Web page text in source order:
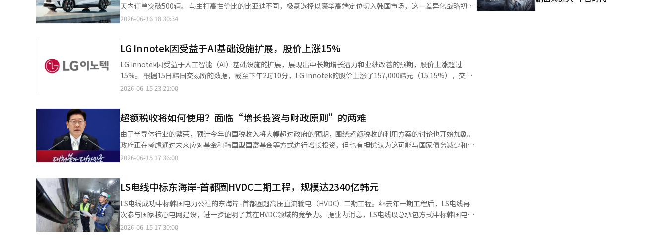
AI自动驾驶技术、电池和机器人技术的企业。如果特斯拉入驻，汽车产业、AI、机器人和电池产业生态系统都有可能
共同发展。秋市长表示，预计将带来50万亿韩元的生产诱发效应和13万个直接和间接就业机会。 当然，现实并不乐
人与AX，大邱制造业的生存战略 在秋当选人的承诺中，相对较少受到关注但最具现实性的战略是AX（AI转型）。他
表示将推动大邱传统产业如纺织、机械金属、汽车零部件和眼镜产业的AI转型。为此，他还计划设立市场直属的AX委
员会，并筹集2万亿韩元规模的AX促进基金。 实际上，大邱最大的资产是现有的制造业。与首都圈不同，大邱并没有
众多的平台企业，也不像蔚山那样聚集了大型制造企业。然而，许多中小型和中坚制造企业支撑着地方经济。问题在
于，如果这些企业无法适应AI时代，将可能失去竞争力。 AI不再是大企业的专属技术。生产线管理、质量检测、物流
业。 现代机器人研发校园的引进承诺也在同一背景下。机器人是将AI与现实世界连接的关键手段。半导体是AI的“大
脑”，而机器人则是AI的“手”和“脚”。大邱发展机器人产业不仅是简单的机械产业培育，更是为物理AI时代的到
来做好准备。 AI行政与市民参与，城市运营也需改变 秋当选人计划将AI应用于行政管理。他在选举过程中表示将运营
一个利用AI收集市民意见的平台。市民的建议将由AI分析，并反映在政策制定过程中。 这不仅仅是技术引入，更意味
着行政范式的变化。在AI时代，城市与市民的关系也将发生变化。过去是公务员制定政策，市民接受，而未来则是市
大邱要从工业城市发展为AI城市，行政创新也必须同步进行。 大邱正处于选择的十字路口。 是接受衰退，讲述过去
的辉煌，还是通过AI寻找新的增长之路。 秋当选人选择了后者。他通过半导体、特斯拉、机器人和AX，发起了改变
大邱经济体质的挑战。关于可行性的争论可能会存在，但明确的事实是，大邱再也无法仅依靠传统产业保障未来。 AI
时代的竞争不是城市之间的竞争，而是产业生态系统之间的竞争。如果大邱能够围绕AI、半导体和机器人产业构建新
商业研究洞察预计，全球无线吸尘器市场今年规模为32.8亿美元，年均增长12.2%，到2035年将达到92.5亿美元。 尤
其是全球城市家庭中，超过65%的家庭因空间节省型设计和多功能便利性偏好无线吸尘器，紧凑型家电的需求正在急
无线、机器人等多种清洁产品中提供更高效、更便捷的客户体验。”※ 本报道经人工智能（AI）系统翻译与编辑。
天内订单突破500辆。 与主打高性价比的比亚迪不同，极氪选择以豪华高端定位切入韩国市场，这一差异化战略初见
成效。 据韩国汽车行业日前消息，极氪韩国本月5日启动首款车型纯电SUV极氪7X预售后，截至目前订单量已突破
构打造，车辆由位于瑞典的极氪全球设计中心操刀设计，整体造型融合欧洲美学风格。 价格方面，极氪7X并未采取
此前各方预测的低价策略，共推出三款配置车型，Pro版售价5299万韩元（约合人民币23万元）、Max版和Ultra版
分别为5999万韩元和6999万韩元。价格公布后，部分消费者及业内人士认为定价偏高。 动力与续航方面，极氪7X
Pro版本搭载极氪自研75kWh磷酸铁锂（LFP）金砖电池，Max和Ultra版本则配备由宁德时代供应的100kWh三元锂
（NCM）电池。 作为主力车型的Pro和Max版本均拥有421马力最大输出功率和45kg·m峰值扭矩，韩国认证标准下
径。比亚迪凭借自研电池优势主攻性价比市场，而极氪作为吉利汽车集团旗下高端品牌，始终坚持豪华品牌定位。 这
一战略被完整复制到韩国市场，极氪宣布进军韩国市场的同时在首尔江南大峙洞开设品牌旗舰店，集中展示7X、9X、
001 FR、极氪009等旗舰产品，强化品牌高端形象。 售后服务方面，极氪韩国极氪计划在今年内将销售门店从目前的
8家扩大至14家，同时将售后服务中心覆盖至包括济州岛的全国范围内，提升消费者购车后的维修保养便利性。 目前
极氪7X已进入韩国国土交通部相关认证程序的最后阶段，待认证全部完成后将正式启动销售和车辆交付工作。 据业
进一步推进品牌在韩国市场的长期布局。
2026-06-16 18:30:34
LG Innotek因受益于AI基础设施扩展，股价上涨15%
LG Innotek因受益于人工智能（AI）基础设施的扩展，展现出中长期增长潜力和业绩改善的预期，股价上涨超过
15%。 根据15日韩国交易所的数据，截至下午2时10分，LG Innotek的股价上涨了157,000韩元（15.15%），交易
价格为1,193,000韩元。 证券界关注AI智能手机和AI服务器市场的扩展所带来的收益和业绩改善的可能性。 KB证券研
级。 他进一步分析称：“高端iPhone型号的出货量增加将导致光学解决方案的市场份额和平均销售价格（ASP）上
升。同时，基于美国主要客户的长期供应合同，服务器用FC-BGA的扩建也在推进，预计将成为新的增长点。” 金研
究员预计，LG Innotek第二季度的营业利润将同比增长18倍，达到2028亿韩元，远超市场预期，成为业绩惊喜。他
认为，封装解决方案部门的高开工率和价格上涨，以及iPhone光学解决方案的出货量增加将推动业绩改善。 此外，
他预测2026年的营业利润将同比增长96%，达到1.3万亿韩元，2027年将达到1.6万亿韩元，连续两年创下历史新
2026-06-15 23:21:00
超额税收将如何使用？面临“增长投资与财政原则”的两难
由于半导体行业的繁荣，预计今年的国税收入将大幅超过政府的预期，围绕超额税收的利用方案的讨论也开始加剧。
政府正在考虑通过未来应对基金和韩国型国富基金等方式进行增长投资，但也有担忧认为这可能与国家债务减少和地
方财政扩充等现有财政原则发生冲突。 根据14日相关部门的消息，政府正在考虑将今年产生的超额税收用于“未来
市的繁荣，预计超额税收将比追加预算中反映的预期多出超过15万亿韩元。 在政府内部和外部，越来越多的声音认
为，增加的税收应当用于支持人工智能、半导体和高端制造业等未来增长动力的培养。李在明总统在8日的就职一周
年记者会上表示：“我们必须投资于未来世代和提升韩国的增长潜力。” 根据这一构想，未来应对基金和韩国型国富
基金的建立方案被同时提及。未来应对基金是政府直接分配资金的方式，而国富基金则是通过专业投资机构进行长期
投资的结构。尽管方式有所不同，但在支持人工智能、半导体和高端产业的政策目标上有很大重叠。 然而，超额税收
2026-06-15 17:36:00
LS电线中标东海岸-首都圈HVDC二期工程，规模达2340亿韩元
LS电线成功中标韩国电力公社的东海岸-首都圈超高压直流输电（HVDC）二期工程。继去年一期工程后，LS电线再
次参与国家核心电网建设，进一步证明了其在HVDC领域的竞争力。 据业内消息，LS电线以总承包方式中标韩国电力
公社推进的东海岸-首都圈HVDC二期工程。LS电线将继2024年东海岸-新加平区间一期工程后，负责东海岸-东首尔
2026-06-15 17:30:00